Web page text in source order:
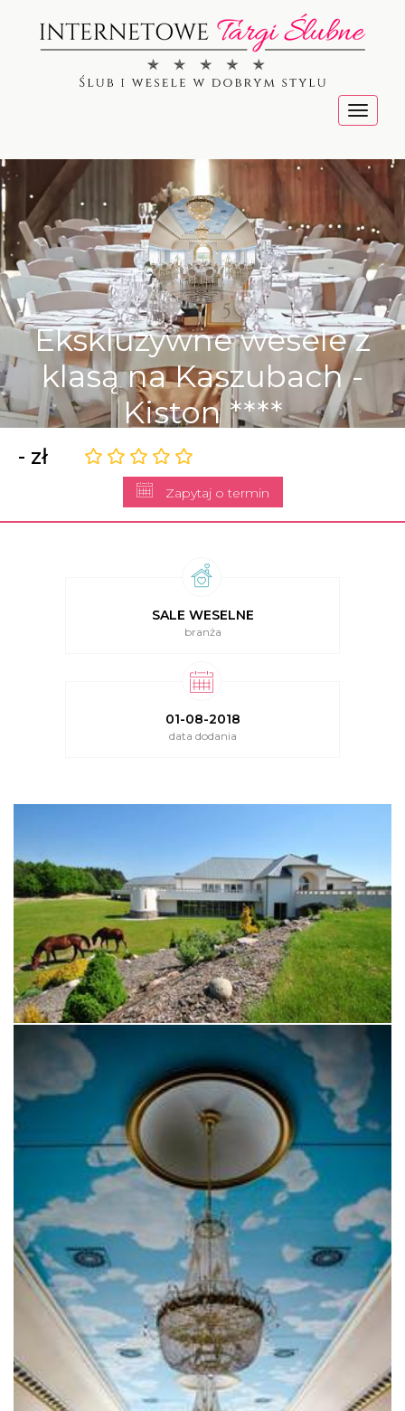
Menu
Ekskluzywne wesele z
klasą na Kaszubach -
Kiston ****
- zł
Zapytaj o termin
SALE WESELNE
branża
01-08-2018
data dodania